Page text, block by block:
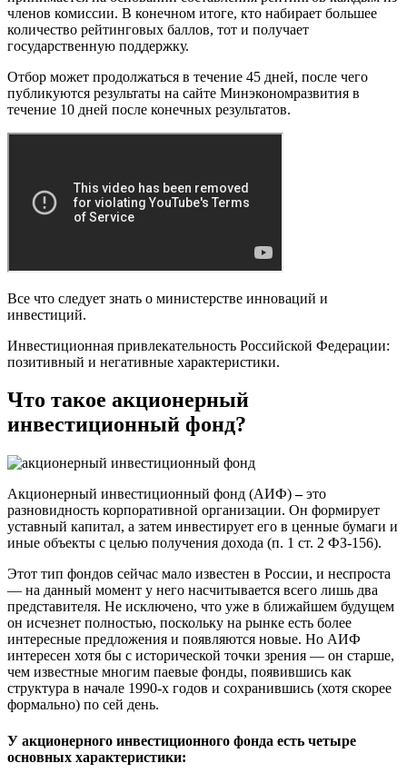
членов комиссии. В конечном итоге, кто набирает большее
количество рейтинговых баллов, тот и получает
государственную поддержку.
Отбор может продолжаться в течение 45 дней, после чего
публикуются результаты на сайте Минэкономразвития в
течение 10 дней после конечных результатов.
Все что следует знать о министерстве инноваций и
инвестиций.
Инвестиционная привлекательность Российской Федерации:
позитивный и негативные характеристики.
Что такое акционерный
инвестиционный фонд?
Акционерный инвестиционный фонд (АИФ)–это
разновидность корпоративной организации. Он формирует
уставный капитал, а затем инвестирует его в ценные бумаги и
иные объекты с целью получения дохода (п. 1 ст. 2 ФЗ-156).
Этот тип фондов сейчас мало известен в России, и неспроста
— на данный момент у него насчитывается всего лишь два
представителя. Не исключено, что уже в ближайшем будущем
он исчезнет полностью, поскольку на рынке есть более
интересные предложения и появляются новые. Но АИФ
интересен хотя бы с исторической точки зрения — он старше,
чем известные многим паевые фонды, появившись как
структура в начале 1990-х годов и сохранившись (хотя скорее
формально) по сей день.
У акционерного инвестиционного фонда есть четыре
основных характеристики: